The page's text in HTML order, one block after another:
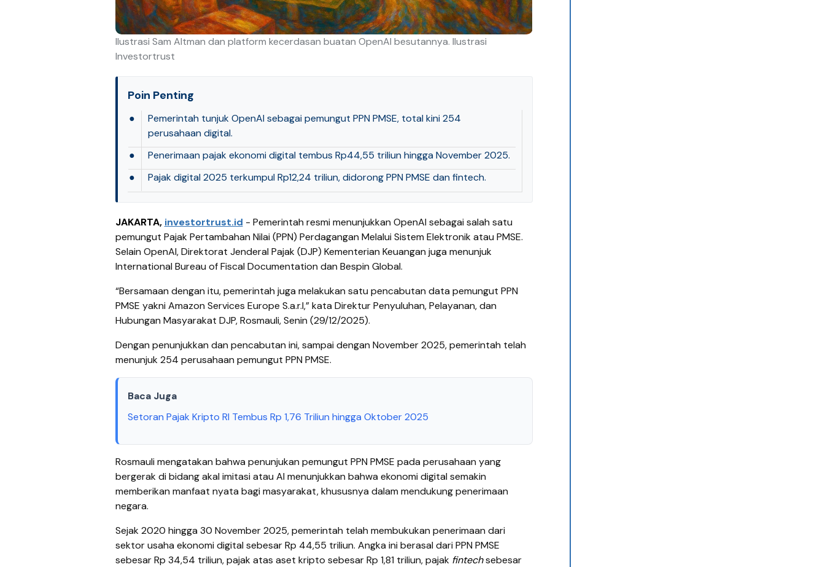
Ilustrasi Sam Altman dan platform kecerdasan buatan OpenAI besutannya. Ilustrasi
Investortrust
Poin Penting
●
Pemerintah tunjuk OpenAI sebagai pemungut PPN PMSE, total kini 254
perusahaan digital.
●
Penerimaan pajak ekonomi digital tembus Rp44,55 triliun hingga November 2025.
●
Pajak digital 2025 terkumpul Rp12,24 triliun, didorong PPN PMSE dan fintech.
JAKARTA, investortrust.id - Pemerintah resmi menunjukkan OpenAI sebagai salah satu
pemungut Pajak Pertambahan Nilai (PPN) Perdagangan Melalui Sistem Elektronik atau PMSE.
Selain OpenAI, Direktorat Jenderal Pajak (DJP) Kementerian Keuangan juga menunjuk
International Bureau of Fiscal Documentation dan Bespin Global.
“Bersamaan dengan itu, pemerintah juga melakukan satu pencabutan data pemungut PPN
PMSE yakni Amazon Services Europe S.a.r.l,” kata Direktur Penyuluhan, Pelayanan, dan
Hubungan Masyarakat DJP, Rosmauli, Senin (29/12/2025).
Dengan penunjukkan dan pencabutan ini, sampai dengan November 2025, pemerintah telah
menunjuk 254 perusahaan pemungut PPN PMSE.
Baca Juga
Setoran Pajak Kripto RI Tembus Rp 1,76 Triliun hingga Oktober 2025
Rosmauli mengatakan bahwa penunjukan pemungut PPN PMSE pada perusahaan yang
bergerak di bidang akal imitasi atau AI menunjukkan bahwa ekonomi digital semakin
memberikan manfaat nyata bagi masyarakat, khususnya dalam mendukung penerimaan
negara.
Sejak 2020 hingga 30 November 2025, pemerintah telah membukukan penerimaan dari
sektor usaha ekonomi digital sebesar Rp 44,55 triliun. Angka ini berasal dari PPN PMSE
sebesar Rp 34,54 triliun, pajak atas aset kripto sebesar Rp 1,81 triliun, pajak fintechsebesar